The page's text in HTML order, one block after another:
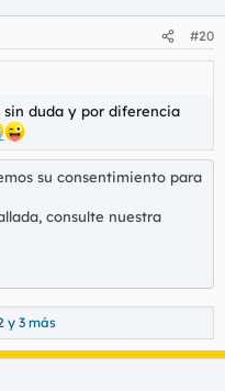
#20
sin duda y por diferencia
su consentimiento para
consulte nuestra
y 3 más